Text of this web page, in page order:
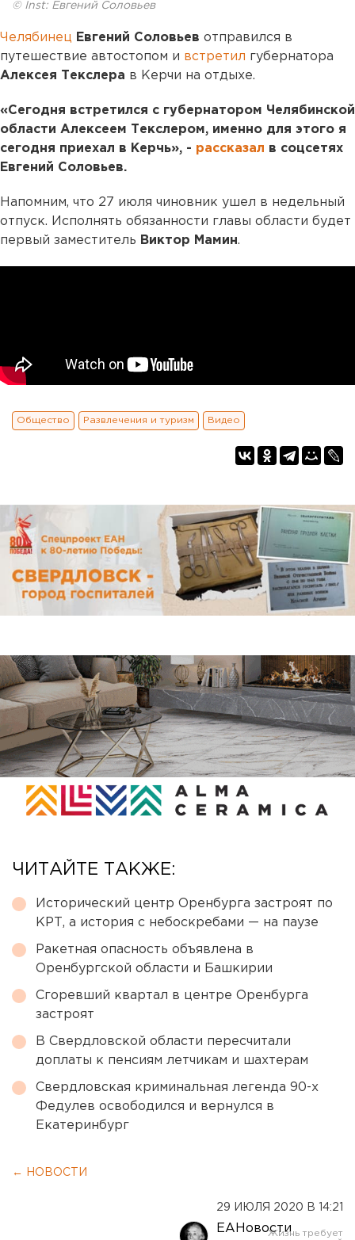
© Inst: Евгений Соловьев
Челябинец Евгений Соловьев отправился в
путешествие автостопом и встретил губернатора
Алексея Текслера в Керчи на отдыхе.
«Сегодня встретился с губернатором Челябинской
области Алексеем Текслером, именно для этого я
сегодня приехал в Керчь», - рассказал в соцсетях
Евгений Соловьев.
Напомним, что 27 июля чиновник ушел в недельный
отпуск. Исполнять обязанности главы области будет
первый заместитель Виктор Мамин.
Общество Развлечения и туризм Видео
ЧИТАЙТЕ ТАКЖЕ:
Исторический центр Оренбурга застроят по
КРТ, а история с небоскребами — на паузе
Ракетная опасность объявлена в
Оренбургской области и Башкирии
Сгоревший квартал в центре Оренбурга
застроят
В Свердловской области пересчитали
доплаты к пенсиям летчикам и шахтерам
Свердловская криминальная легенда 90-х
Федулев освободился и вернулся в
Екатеринбург
← НОВОСТИ
29 ИЮЛЯ 2020 В 14:21
ЕАНовости